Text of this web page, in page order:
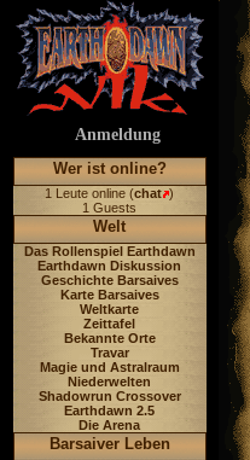
Anmeldung
Wer ist online?
1 Leute online (chat )
1 Guests
Welt
Das Rollenspiel Earthdawn
Earthdawn Diskussion
Geschichte Barsaives
Karte Barsaives
Weltkarte
Zeittafel
Bekannte Orte
Travar
Magie und Astralraum
Niederwelten
Shadowrun Crossover
Earthdawn 2.5
Die Arena
Barsaiver Leben